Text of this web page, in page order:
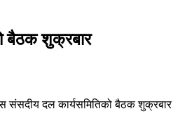
बैठक शुक्रबार
संसदीय दल कार्यसमितिको बैठक शुक्रबार